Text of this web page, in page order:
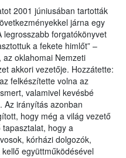
2001 júniusában tartották
járna egy
legrosszabb forgatókönyvet
a fekete himlőt” –
oklahomai Nemzeti
akkori vezetője. Hozzátette:
felkészítette volna az
valamivel kevésbé
Az irányítás azonban
hogy még a világ vezető
hogy a
kórházi dolgozók,
együttműködésével